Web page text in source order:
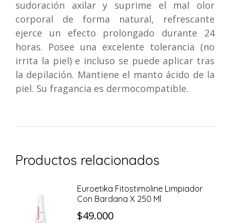
sudoración axilar y suprime el mal olor
corporal de forma natural, refrescante
ejerce un efecto prolongado durante 24
horas. Posee una excelente tolerancia (no
irrita la piel) e incluso se puede aplicar tras
la depilación. Mantiene el manto ácido de la
piel. Su fragancia es dermocompatible.
Productos relacionados
Euroetika Fitostimoline Limpiador
Con Bardana X 250 Ml
$49.000